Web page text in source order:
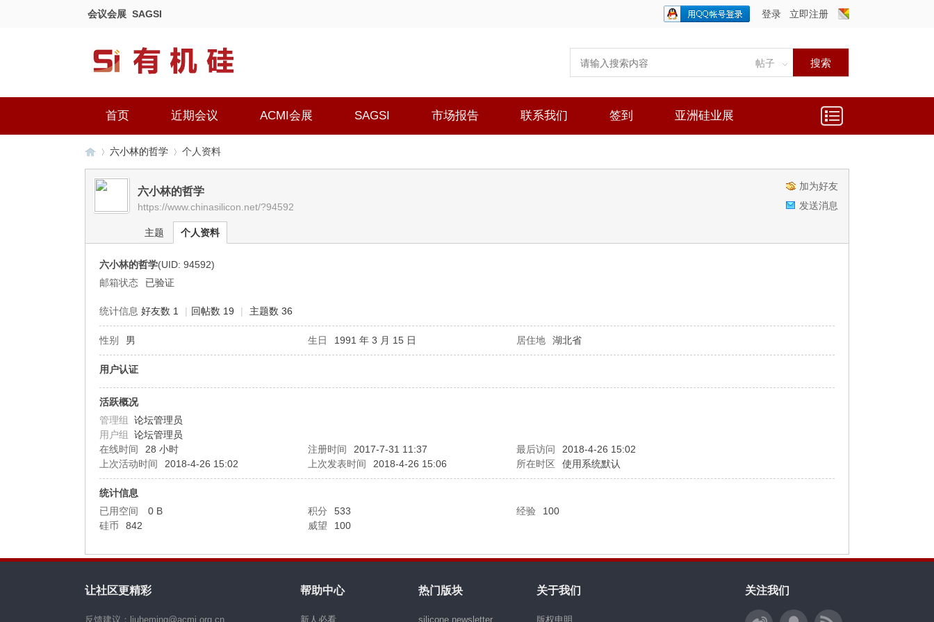
会议会展 SAGSI 登录
立即注册
帖子 搜索
首页 近期会议 ACMI会展 SAGSI 市场报告 联系我们 签到 亚洲硅业展
有›
六小林的哲学
›
个人资料
加为好友
发送消息
六小林的哲学
https://www.chinasilicon.net/?94592
主题 个人资料
六小林的哲学(UID: 94592)
邮箱状态
已验证
统计信息 好友数 1 | 回帖数 19 | 主题数 36
性别 男 生日 1991 年 3 月 15 日 居住地 湖北省
用户认证
活跃概况
管理组 论坛管理员
用户组 论坛管理员
在线时间
28 小时 注册时间 2017-7-31 11:37 最后访问
2018-4-26 15:02
上次活动时间
2018-4-26 15:02 上次发表时间 2018-4-26 15:06 所在时区 使用系统默认
统计信息
已用空间
0 B 积分 533 经验
100
硅币
842 威望 100
让社区更精彩
反馈建议：liuheming@acmi.org.cn
帮助中心
新人必看
热门版块
silicone newsletter
关于我们
版权申明
关注我们